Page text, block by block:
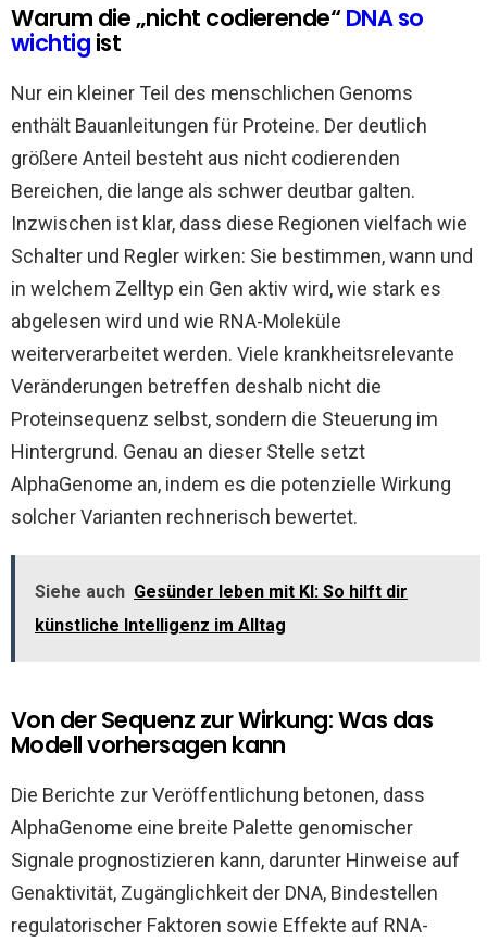
Warum die „nicht codierende“ DNA so
wichtig ist
Nur ein kleiner Teil des menschlichen Genoms
enthält Bauanleitungen für Proteine. Der deutlich
größere Anteil besteht aus nicht codierenden
Bereichen, die lange als schwer deutbar galten.
Inzwischen ist klar, dass diese Regionen vielfach wie
Schalter und Regler wirken: Sie bestimmen, wann und
in welchem Zelltyp ein Gen aktiv wird, wie stark es
abgelesen wird und wie RNA-Moleküle
weiterverarbeitet werden. Viele krankheitsrelevante
Veränderungen betreffen deshalb nicht die
Proteinsequenz selbst, sondern die Steuerung im
Hintergrund. Genau an dieser Stelle setzt
AlphaGenome an, indem es die potenzielle Wirkung
solcher Varianten rechnerisch bewertet.
Siehe auch Gesünder leben mit KI: So hilft dir
künstliche Intelligenz im Alltag
Von der Sequenz zur Wirkung: Was das
Modell vorhersagen kann
Die Berichte zur Veröffentlichung betonen, dass
AlphaGenome eine breite Palette genomischer
Signale prognostizieren kann, darunter Hinweise auf
Genaktivität, Zugänglichkeit der DNA, Bindestellen
regulatorischer Faktoren sowie Effekte auf RNA-